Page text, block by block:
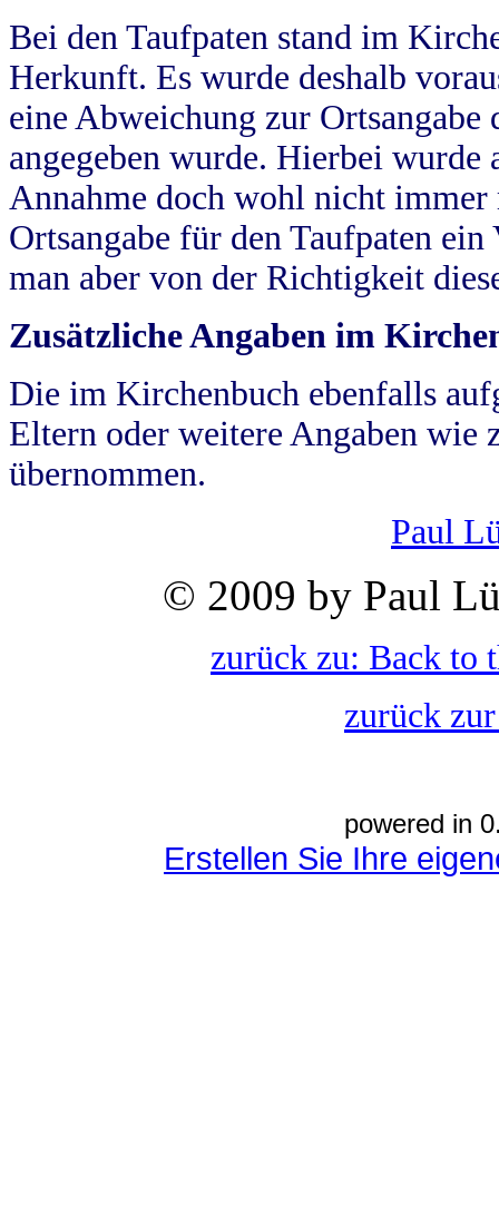
Bei den Taufpaten stand im
Herkunft. Es wurde deshalb
eine Abweichung zur
angegeben wurde. Hierbei wurde
Annahme doch wohl nicht
Ortsangabe für den Taufpaten
man aber von der Richtigkeit
Zusätzliche Angaben im
Die im Kirchenbuch ebenfalls
Eltern oder weitere Angaben wie
übernommen.
Paul
© 2009 by Paul
zurück zu: Back to
zurück
powered in
Erstellen Sie Ihre